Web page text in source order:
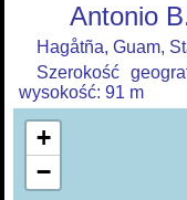
Antonio
Hagåtña, Guam,
Szerokość
wysokość: 91 m
+
−